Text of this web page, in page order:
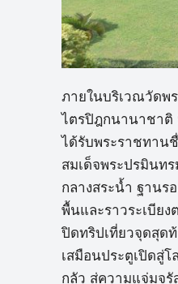
ภายในบริเวณวัดพร
ไตรปิฎกนานาชาติ
ได้รับพระราชทาน
สมเด็จพระปรมินท
กลางสระน้ำ ฐานร
พื้นและราวระเบีย
ปิดทริปเที่ยวจุดสุด
เสมือนประตูเปิดสู่
กลัว สู่ความแจ่มจรั